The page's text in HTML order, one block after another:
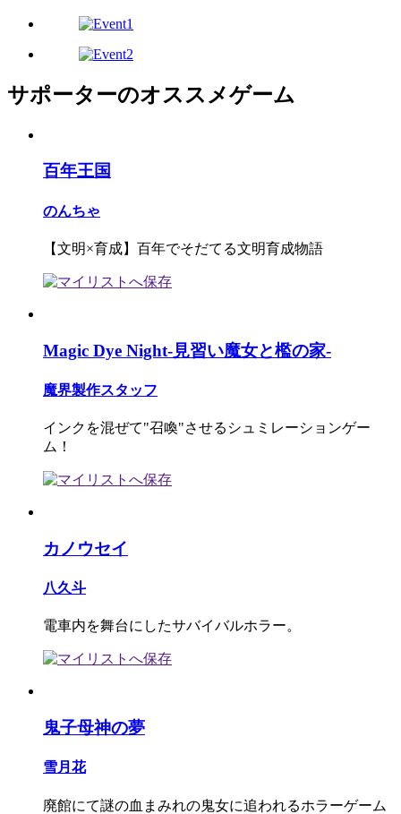
サポーターのオススメゲーム
百年王国
のんちゃ
【文明×育成】百年でそだてる文明育成物語
Magic Dye Night-見習い魔女と檻の家-
魔界製作スタッフ
インクを混ぜて"召喚"させるシュミレーションゲー
ム！
カノウセイ
八久斗
電車内を舞台にしたサバイバルホラー。
鬼子母神の夢
雪月花
廃館にて謎の血まみれの鬼女に追われるホラーゲーム